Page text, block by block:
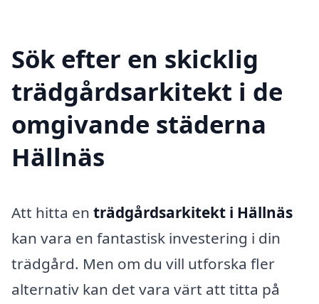
Sök efter en skicklig
trädgårdsarkitekt i de
omgivande städerna
Hällnäs
Att hitta en trädgårdsarkitekt i Hällnäs
kan vara en fantastisk investering i din
trädgård. Men om du vill utforska fler
alternativ kan det vara värt att titta på